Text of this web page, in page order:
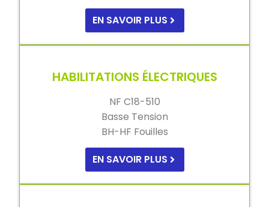
EN SAVOIR PLUS
HABILITATIONS ÉLECTRIQUES
NF C18-510
Basse Tension
BH-HF Fouilles
EN SAVOIR PLUS